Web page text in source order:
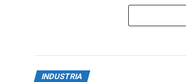
INDUSTRIA